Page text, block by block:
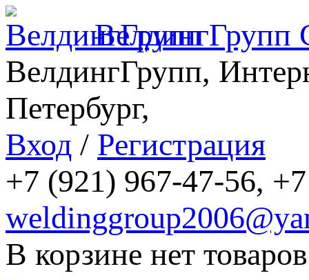
ВелдингГрупп
ВелдингГрупп,
Петербург,
Вход / Регистрация
+7 (921) 967-47-56,
В корзине нет товаров